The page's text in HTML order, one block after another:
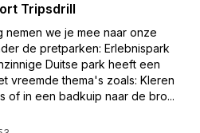
Tripsdrill
nemen we je mee naar onze
de pretparken: Erlebnispark
Duitse park heeft een
vreemde thema's zoals: Kleren
of in een badkuip naar de bro...